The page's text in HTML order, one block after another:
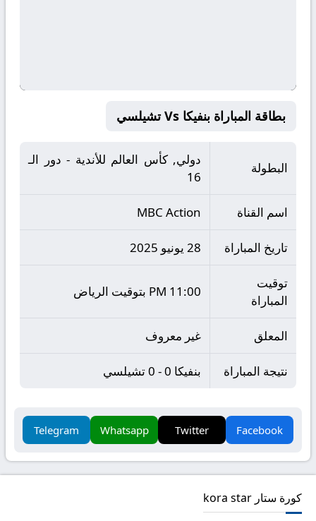
بطاقة المباراة بنفيكا Vs تشيلسي
البطولة
دولي, كأس العالم للأندية - دور الـ
16
اسم القناة MBC Action
تاريخ المباراة 28 يونيو 2025
توقيت
المباراة
11:00 PM بتوقيت الرياض
المعلق غير معروف
نتيجة المباراة بنفيكا 0 - 0 تشيلسي
Facebook
Twitter
Whatsapp
Telegram
كورة ستار kora star